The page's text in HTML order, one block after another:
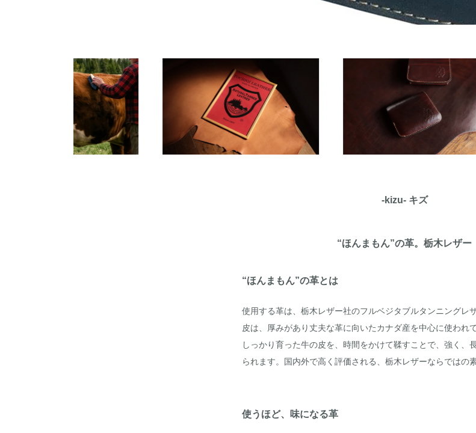
-kizu- キズ
“ほんまもん”の革。栃木レザー
“ほんまもん”の革とは
使用する革は、栃木レザー社のフルベジタブルタンニングレ
皮は、厚みがあり丈夫な革に向いたカナダ産を中心に使われて
しっかり育った牛の皮を、時間をかけて鞣すことで、強く、
られます。国内外で高く評価される、栃木レザーならではの素
使うほど、味になる革